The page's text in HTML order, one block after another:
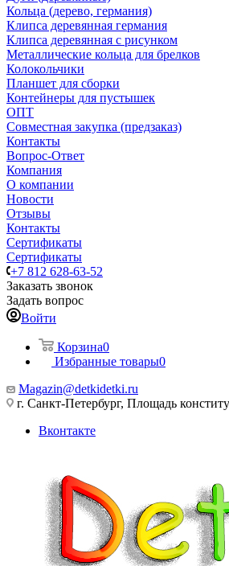
Кольца (дерево, германия)
Клипса деревянная германия
Клипса деревянная с рисунком
Металлические кольца для брелков
Колокольчики
Планшет для сборки
Контейнеры для пустышек
ОПТ
Совместная закупка (предзаказ)
Контакты
Вопрос-Ответ
Компания
О компании
Новости
Отзывы
Контакты
Сертификаты
Сертификаты
+7 812 628-63-52
Заказать звонок
Задать вопрос
Войти
Корзина0
Избранные товары0
Magazin@detkidetki.ru
г. Санкт-Петербург, Площадь
Вконтакте